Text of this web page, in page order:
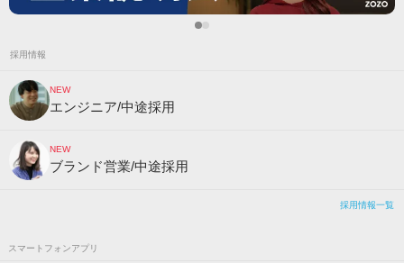
採用情報
NEW
エンジニア/中途採用
NEW
ブランド営業/中途採用
採用情報一覧
スマートフォンアプリ